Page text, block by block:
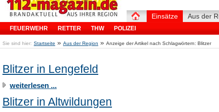
Einsätze
FEUERWEHR RETTER THW POLIZEI
Aus der
Sie sind hier: Startseite » Aus der Region » Anzeige der Artikel nach Schlagwörtern: Blitzer
Blitzer in Lengefeld
weiterlesen ...
Blitzer in Altwildungen